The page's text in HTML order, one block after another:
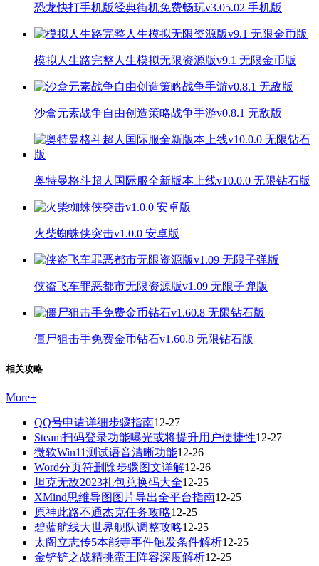
恐龙快打手机版经典街机免费畅玩v3.05.02 手机版
模拟人生路完整人生模拟无限资源版v9.1 无限金币版
沙盒元素战争自由创造策略战争手游v0.8.1 无敌版
奥特曼格斗超人国际服全新版本上线v10.0.0 无限钻石版
火柴蜘蛛侠突击v1.0.0 安卓版
侠盗飞车罪恶都市无限资源版v1.09 无限子弹版
僵尸狙击手免费金币钻石v1.60.8 无限钻石版
相关攻略
More+
QQ号申请详细步骤指南12-27
Steam扫码登录功能曝光或将提升用户便捷性12-27
微软Win11测试语音清晰功能12-26
Word分页符删除步骤图文详解12-26
坦克无敌2023礼包兑换码大全12-25
XMind思维导图图片导出全平台指南12-25
原神此路不通杰克任务攻略12-25
碧蓝航线大世界舰队调整攻略12-25
太阁立志传5本能寺事件触发条件解析12-25
金铲铲之战精挑蛮王阵容深度解析12-25